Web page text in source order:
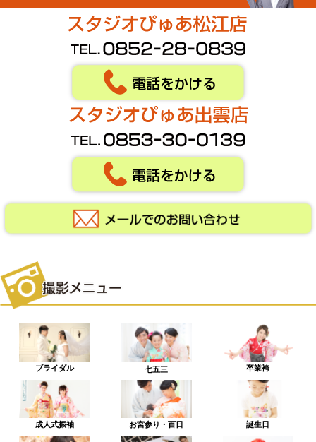
ブライダル 七五三 卒業袴
成人式振袖 お宮参り・百日 誕生日